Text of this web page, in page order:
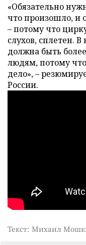
«Обязательно
что произошло, и
– потому что
слухов, сплетен.
должна быть
людям, потому
дело», –
России.
Текст: Михаил